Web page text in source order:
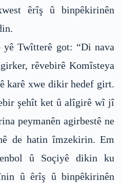
êrîş û binpêkirinên
yê Twîtterê got: “Di nava
rêvebirê Komîsteya
karê xwe dikir hedef girt.
şehît ket û alîgirê wî jî
peymanên agirbestê ne
de hatin îmzekirin. Em
û Soçiyê dikin ku
û êrîş û binpêkirinên